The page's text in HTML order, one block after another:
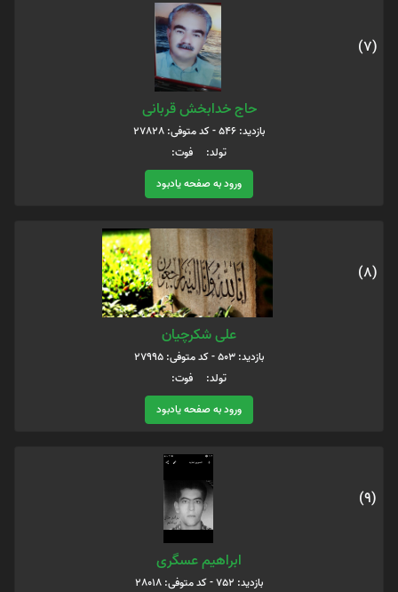
(7)
حاج خدابخش قربانی
بازدید: 546 - کد متوفی: 27828
تولد: فوت:
ورود به صفحه یادبود
(8)
علی شکرچیان
بازدید: 503 - کد متوفی: 27995
تولد: فوت:
ورود به صفحه یادبود
(9)
ابراهیم عسگری
بازدید: 752 - کد متوفی: 28018